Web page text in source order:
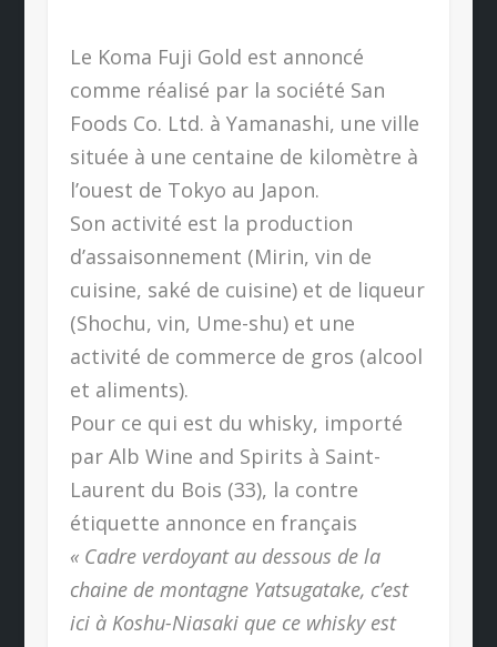
Le Koma Fuji Gold est annoncé
comme réalisé par la société San
Foods Co. Ltd. à Yamanashi, une ville
située à une centaine de kilomètre à
l’ouest de Tokyo au Japon.
Son activité est la production
d’assaisonnement (Mirin, vin de
cuisine, saké de cuisine) et de liqueur
(Shochu, vin, Ume-shu) et une
activité de commerce de gros (alcool
et aliments).
Pour ce qui est du whisky, importé
par Alb Wine and Spirits à Saint-
Laurent du Bois (33), la contre
étiquette annonce en français
« Cadre verdoyant au dessous de la
chaine de montagne Yatsugatake, c’est
ici à Koshu-Niasaki que ce whisky est